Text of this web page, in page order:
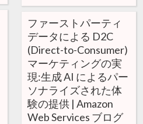
ファーストパーティ
データによる D2C
(Direct-to-Consumer)
マーケティングの実
現:生成 AI によるパー
ソナライズされた体
験の提供 | Amazon
Web Services ブログ